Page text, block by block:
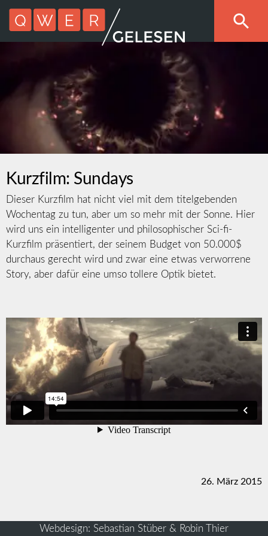
Kurzfilm: Sundays
Dieser Kurzfilm hat nicht viel mit dem titelgebenden
Wochentag zu tun, aber um so mehr mit der Sonne. Hier
wird uns ein intelligenter und philosophischer Sci-fi-
Kurzfilm präsentiert, der seinem Budget von 50.000$
durchaus gerecht wird und zwar eine etwas verworrene
Story, aber dafür eine umso tollere Optik bietet.
26. März 2015
Webdesign: Sebastian Stüber & Robin Thier